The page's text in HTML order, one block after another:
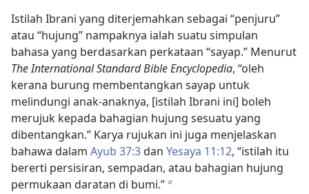
Istilah Ibrani yang diterjemahkan sebagai “penjuru”
atau “hujung” nampaknya ialah suatu simpulan
bahasa yang berdasarkan perkataan “sayap.” Menurut
The International Standard Bible Encyclopedia, “oleh
kerana burung membentangkan sayap untuk
melindungi anak-anaknya, [istilah Ibrani ini] boleh
merujuk kepada bahagian hujung sesuatu yang
dibentangkan.” Karya rujukan ini juga menjelaskan
bahawa dalam Ayub 37:3dan Yesaya 11:12, “istilah itu
bererti persisiran, sempadan, atau bahagian hujung
permukaan daratan di bumi.”b